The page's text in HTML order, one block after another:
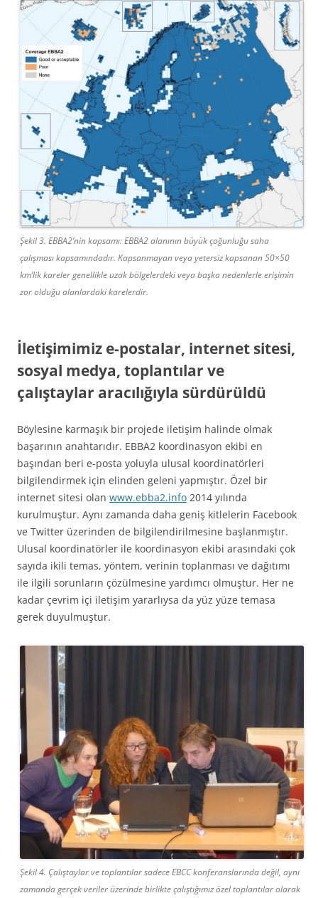
Şekil 3. EBBA2’nin kapsamı: EBBA2 alanının büyük çoğunluğu saha
çalışması kapsamındadır. Kapsanmayan veya yetersiz kapsanan 50×50
km’lik kareler genellikle uzak bölgelerdeki veya başka nedenlerle erişimin
zor olduğu alanlardaki karelerdir.
İletişimimiz e-postalar, internet sitesi,
sosyal medya, toplantılar ve
çalıştaylar aracılığıyla sürdürüldü
Böylesine karmaşık bir projede iletişim halinde olmak
başarının anahtarıdır. EBBA2 koordinasyon ekibi en
başından beri e-posta yoluyla ulusal koordinatörleri
bilgilendirmek için elinden geleni yapmıştır. Özel bir
internet sitesi olan www.ebba2.info 2014 yılında
kurulmuştur. Aynı zamanda daha geniş kitlelerin Facebook
ve Twitter üzerinden de bilgilendirilmesine başlanmıştır.
Ulusal koordinatörler ile koordinasyon ekibi arasındaki çok
sayıda ikili temas, yöntem, verinin toplanması ve dağıtımı
ile ilgili sorunların çözülmesine yardımcı olmuştur. Her ne
kadar çevrim içi iletişim yararlıysa da yüz yüze temasa
gerek duyulmuştur.
Şekil 4. Çalıştaylar ve toplantılar sadece EBCC konferanslarında değil, aynı
zamanda gerçek veriler üzerinde birlikte çalıştığımız özel toplantılar olarak